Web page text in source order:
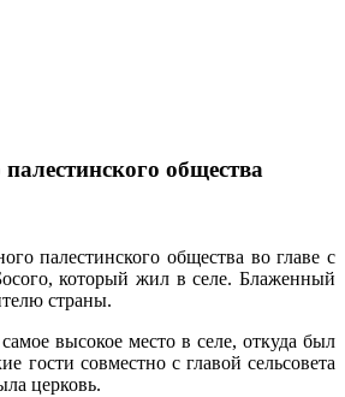
общества
палестинского общества во главе с
который жил в селе. Блаженный
страны.
высокое место в селе, откуда был
гости совместно с главой сельсовета
церковь.